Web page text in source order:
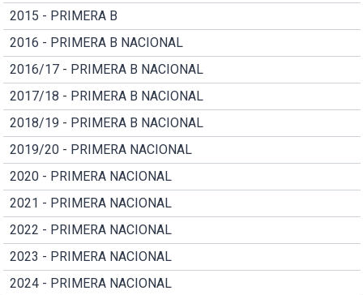
2015 - PRIMERA B
2016 - PRIMERA B NACIONAL
2016/17 - PRIMERA B NACIONAL
2017/18 - PRIMERA B NACIONAL
2018/19 - PRIMERA B NACIONAL
2019/20 - PRIMERA NACIONAL
2020 - PRIMERA NACIONAL
2021 - PRIMERA NACIONAL
2022 - PRIMERA NACIONAL
2023 - PRIMERA NACIONAL
2024 - PRIMERA NACIONAL